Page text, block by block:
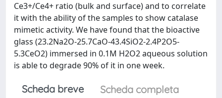
Ce3+/Ce4+ ratio (bulk and surface) and to correlate
it with the ability of the samples to show catalase
mimetic activity. We have found that the bioactive
glass (23.2Na2O-25.7CaO-43.4SiO2-2.4P2O5-
5.3CeO2) immersed in 0.1M H2O2 aqueous solution
is able to degrade 90% of it in one week.
Scheda breve
Scheda completa